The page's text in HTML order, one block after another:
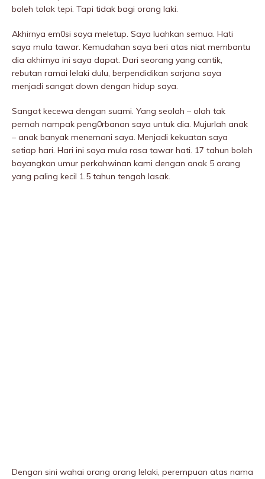
boleh tolak tepi. Tapi tidak bagi orang laki.
Akhirnya em0si saya meIetup. Saya luahkan semua. Hati
saya mula tawar. Kemudahan saya beri atas niat membantu
dia akhirnya ini saya dapat. Dari seorang yang cantik,
rebutan ramai lelaki dulu, berpendidikan sarjana saya
menjadi sangat down dengan hidup saya.
Sangat kecewa dengan suami. Yang seolah – olah tak
pernah nampak peng0rbanan saya untuk dia. Mujurlah anak
– anak banyak menemani saya. Menjadi kekuatan saya
setiap hari. Hari ini saya mula rasa tawar hati. 17 tahun boleh
bayangkan umur perkahwinan kami dengan anak 5 orang
yang paling kecil 1.5 tahun tengah lasak.
Dengan sini wahai orang orang lelaki, perempuan atas nama